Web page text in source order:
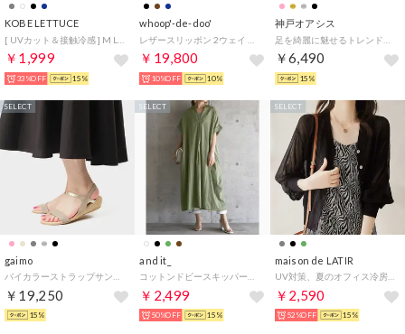
KOBE LETTUCE
￥1,999
33%OFF 15%
whoop'-de-doo'
￥19,800
10%OFF 10%
神戸オアシス
￥6,490
15%
gaimo
￥19,250
SELECT
15%
and it_
￥2,499
SELECT
50%OFF 15%
maison de LATIR
UV対策、夏のオフィス冷房対策に！夏服にピッタリな透け感Vネック上品シアーUVカットカーデ （ブラック）
￥2,590
SELECT
52%OFF 15%